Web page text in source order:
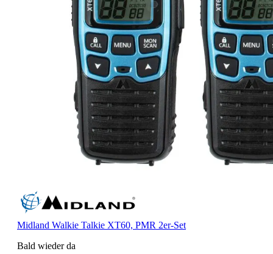
Midland Walkie Talkie XT60, PMR 2er-Set
Bald wieder da